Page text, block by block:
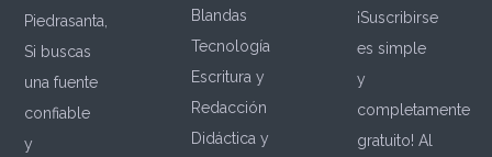
Piedrasanta,
Si buscas
una fuente
confiable
y
Blandas
Tecnología
Escritura y
Redacción
Didáctica y
¡Suscribirse
es simple
y
completamente
gratuito! Al